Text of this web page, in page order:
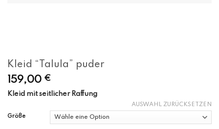
Kleid “Talula” puder
159,00 €
Kleid mit seitlicher Raffung
Größe
AUSWAHL ZURÜCKSETZEN